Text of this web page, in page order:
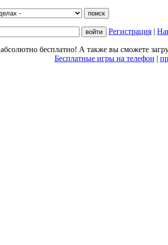
Регистрация |
абсолютно бесплатно! А также вы сможете
Бесплатные игры на телефон |